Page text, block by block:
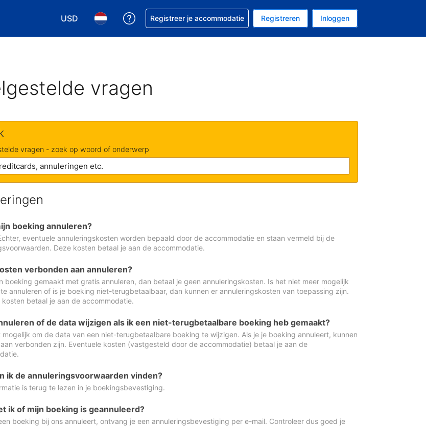
USD
Kies je valuta. Je huidige valuta is Amerikaanse dollar
Kies je taal. Je huidige taal is Nederlands
Krijg hulp bij je reservering
Registreer je accommodatie Registreren Inloggen
vragen
vragen - zoek op woord of onderwerp
boeking annuleren?
eventuele annuleringskosten worden bepaald door de accommodatie en staan vermeld bij de
Deze kosten betaal je aan de accommodatie.
verbonden aan annuleren?
boeking gemaakt met gratis annuleren, dan betaal je geen annuleringskosten. Is het niet meer mogelijk
annuleren of is je boeking niet-terugbetaalbaar, dan kunnen er annuleringskosten van toepassing zijn.
kosten betaal je aan de accommodatie.
of de data wijzigen als ik een niet-terugbetaalbare boeking heb gemaakt?
mogelijk om de data van een niet-terugbetaalbare boeking te wijzigen. Als je je boeking annuleert, kunnen
verbonden zijn. Eventuele kosten (vastgesteld door de accommodatie) betaal je aan de
ik de annuleringsvoorwaarden vinden?
is terug te lezen in je boekingsbevestiging.
ik of mijn boeking is geannuleerd?
boeking bij ons annuleert, ontvang je een annuleringsbevestiging per e-mail. Controleer dus goed je